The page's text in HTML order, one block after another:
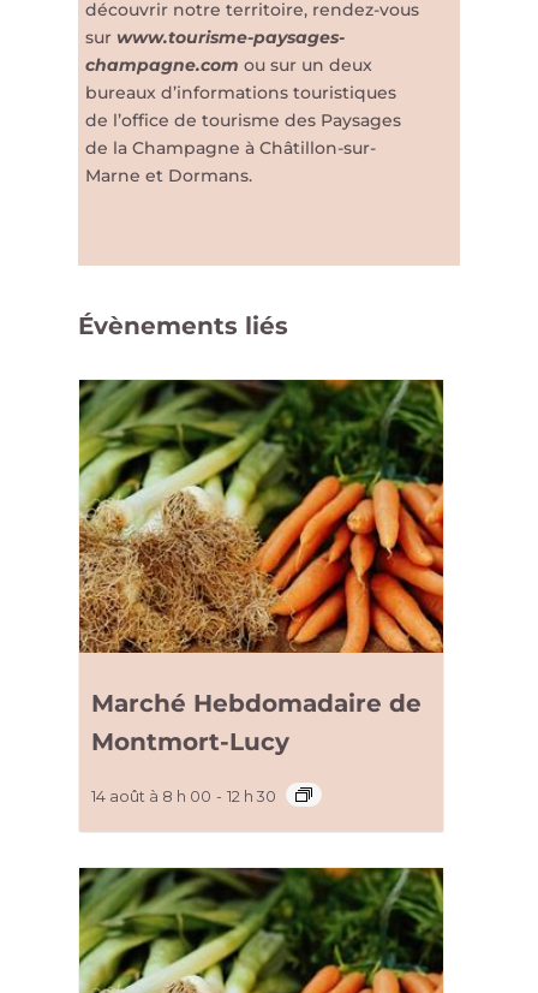
découvrir notre territoire, rendez-vous
sur www.tourisme-paysages-
champagne.com ou sur un deux
bureaux d’informations touristiques
de l’office de tourisme des Paysages
de la Champagne à Châtillon-sur-
Marne et Dormans.
Évènements liés
Marché Hebdomadaire de
Montmort-Lucy
14 août à 8 h 00 - 12 h 30